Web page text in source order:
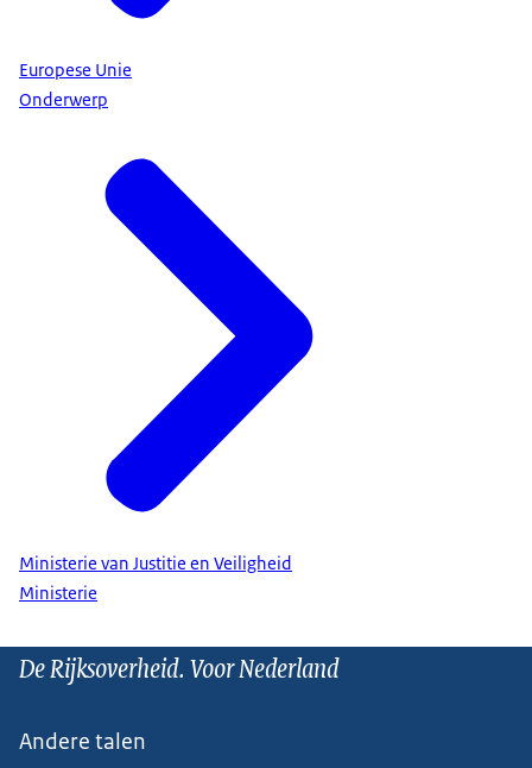
Europese Unie
Onderwerp
Ministerie van Justitie en Veiligheid
Ministerie
De Rijksoverheid. Voor Nederland
Andere talen